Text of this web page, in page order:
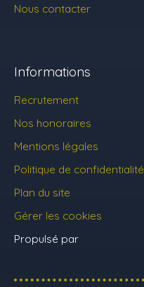
Nous contacter
Informations
Recrutement
Nos honoraires
Mentions légales
Politique de confidentialité
Plan du site
Gérer les cookies
Propulsé par